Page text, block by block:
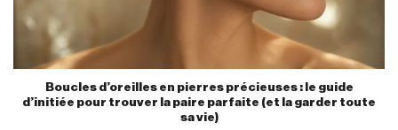
Boucles d’oreilles en pierres précieuses : le guide
d’initiée pour trouver la paire parfaite (et la garder toute
sa vie)